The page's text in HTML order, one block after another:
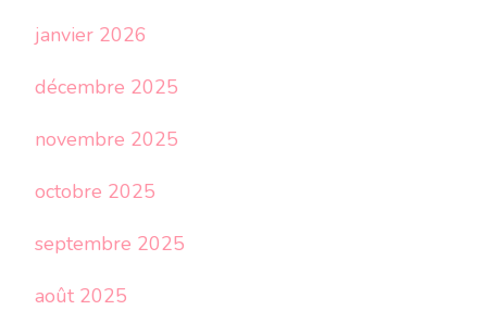
janvier 2026
décembre 2025
novembre 2025
octobre 2025
septembre 2025
août 2025